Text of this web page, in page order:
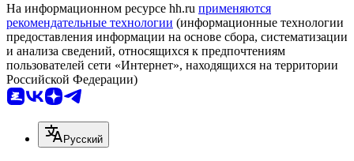
На информационном ресурсе hh.ru применяются
рекомендательные технологии (информационные технологии
предоставления информации на основе сбора, систематизации
и анализа сведений, относящихся к предпочтениям
пользователей сети «Интернет», находящихся на территории
Российской Федерации)
Русский